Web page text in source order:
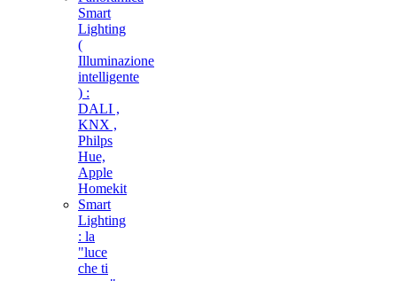
Smart
Lighting
(
Illuminazione
intelligente
) :
DALI ,
KNX ,
Philps
Hue,
Apple
Homekit
Smart
Lighting
: la
"luce
che ti